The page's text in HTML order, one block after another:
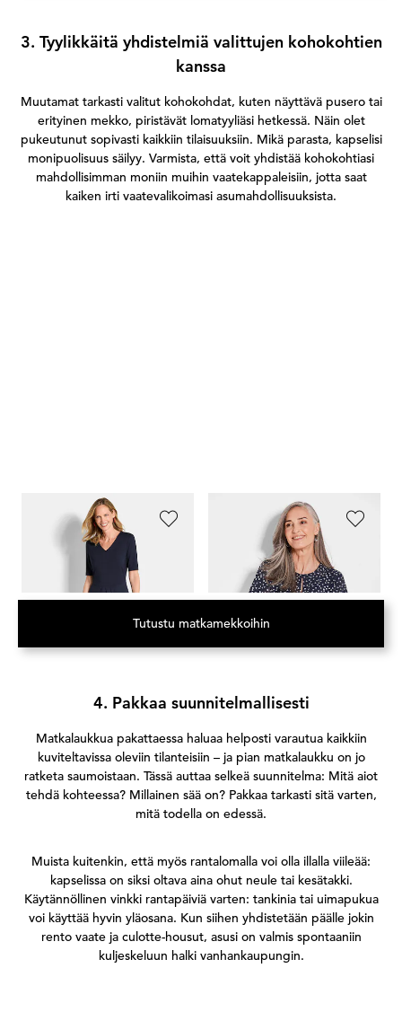
3. Tyylikkäitä yhdistelmiä valittujen kohokohtien
kanssa
Muutamat tarkasti valitut kohokohdat, kuten näyttävä pusero tai
erityinen mekko, piristävät lomatyyliäsi hetkessä. Näin olet
pukeutunut sopivasti kaikkiin tilaisuuksiin. Mikä parasta, kapselisi
monipuolisuus säilyy. Varmista, että voit yhdistää kohokohtiasi
mahdollisimman moniin muihin vaatekappaleisiin, jotta saat
kaiken irti vaatevalikoimasi asumahdollisuuksista.
Jerseymekko V-pääntiellä
139,95 €
Pusero kevyestä sifongista
69,95 € 89,95 €
Tutustu matkamekkoihin(Avautuu uuteen välilehteen)
4. Pakkaa suunnitelmallisesti
Matkalaukkua pakattaessa haluaa helposti varautua kaikkiin
kuviteltavissa oleviin tilanteisiin – ja pian matkalaukku on jo
ratketa saumoistaan. Tässä auttaa selkeä suunnitelma: Mitä aiot
tehdä kohteessa? Millainen sää on? Pakkaa tarkasti sitä varten,
mitä todella on edessä.
Muista kuitenkin, että myös rantalomalla voi olla illalla viileää:
kapselissa on siksi oltava aina ohut neule tai kesätakki.
Käytännöllinen vinkki rantapäiviä varten: tankinia tai uimapukua
voi käyttää hyvin yläosana. Kun siihen yhdistetään päälle jokin
rento vaate ja culotte-housut, asusi on valmis spontaaniin
kuljeskeluun halki vanhankaupungin.